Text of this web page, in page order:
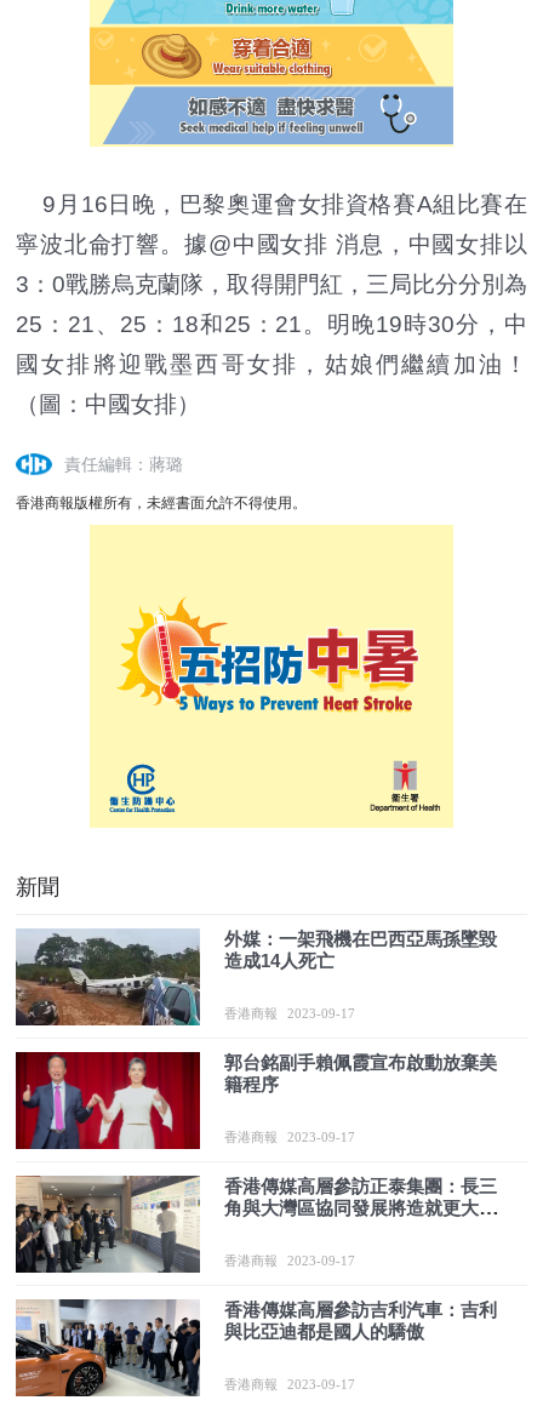
9月16日晚，巴黎奧運會女排資格賽A組比賽在
寧波北侖打響。據@中國女排 消息，中國女排以
3：0戰勝烏克蘭隊，取得開門紅，三局比分分別為
25：21、25：18和25：21。明晚19時30分，中
國女排將迎戰墨西哥女排，姑娘們繼續加油！
（圖：中國女排）
責任編輯：蔣璐
香港商報版權所有，未經書面允許不得使用。
新聞
外媒：一架飛機在巴西亞馬孫墜毀
造成14人死亡
香港商報 2023-09-17
郭台銘副手賴佩霞宣布啟動放棄美
籍程序
香港商報 2023-09-17
香港傳媒高層參訪正泰集團：長三
角與大灣區協同發展將造就更大空
香港商報 2023-09-17
香港傳媒高層參訪吉利汽車：吉利
與比亞迪都是國人的驕傲
香港商報 2023-09-17